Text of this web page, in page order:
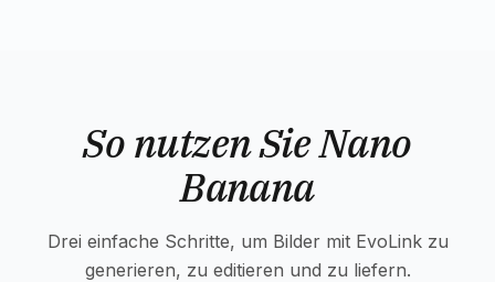
So nutzen Sie Nano
Banana
Drei einfache Schritte, um Bilder mit EvoLink zu
generieren, zu editieren und zu liefern.